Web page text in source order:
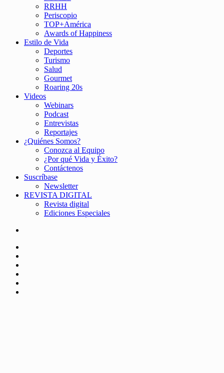
RRHH
Periscopio
TOP+América
Awards of Happiness
Estilo de Vida
Deportes
Turismo
Salud
Gourmet
Roaring 20s
Videos
Webinars
Podcast
Entrevistas
Reportajes
¿Quiénes Somos?
Conozca al Equipo
¿Por qué Vida y Éxito?
Contáctenos
Suscríbase
Newsletter
REVISTA DIGITAL
Revista digital
Ediciones Especiales